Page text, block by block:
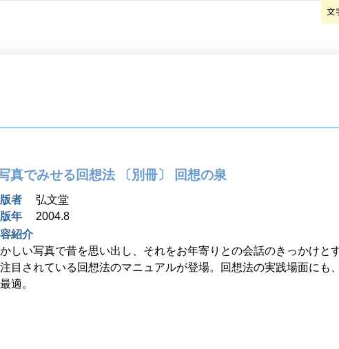
真でみせる回想法 〔別冊〕 回想の泉
者
弘文堂
年
2004.8
紹介
しい写真で昔を思い出し、それをお年寄りとの会話のきっかけと
目されている回想法のマニュアルが登場。回想法の実践場面にも
適。